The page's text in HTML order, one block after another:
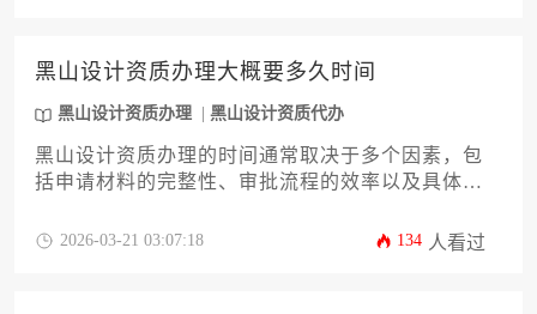
黑山设计资质办理大概要多久时间
黑山设计资质办理 黑山设计资质代办
黑山设计资质办理的时间通常取决于多个因素，包
括申请材料的完整性、审批流程的效率以及具体资
过程可能需要三个月至一年不等，具体时长需根据
2026-03-21 03:07:18 134 人看过